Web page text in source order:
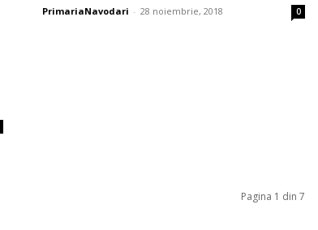
PrimariaNavodari - 28 noiembrie, 2018 0
Pagina 1 din 7